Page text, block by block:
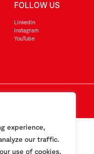
experience,
our traffic.
use of cookies.
FOLLOW US
LinkedIn
Instagram
YouTube
Cap. €99.000,00